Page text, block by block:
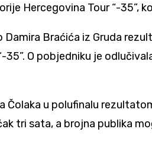
Hercegovina Tour “-35”,
Braćića iz Gruda
35”. O pobjedniku je
u polufinalu
tri sata, a brojna publika